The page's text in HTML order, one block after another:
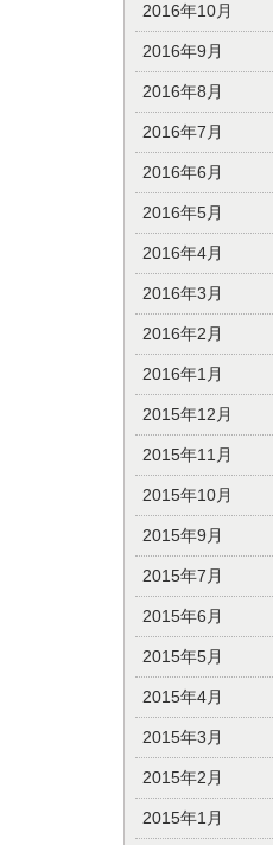
2016年10月
2016年9月
2016年8月
2016年7月
2016年6月
2016年5月
2016年4月
2016年3月
2016年2月
2016年1月
2015年12月
2015年11月
2015年10月
2015年9月
2015年7月
2015年6月
2015年5月
2015年4月
2015年3月
2015年2月
2015年1月